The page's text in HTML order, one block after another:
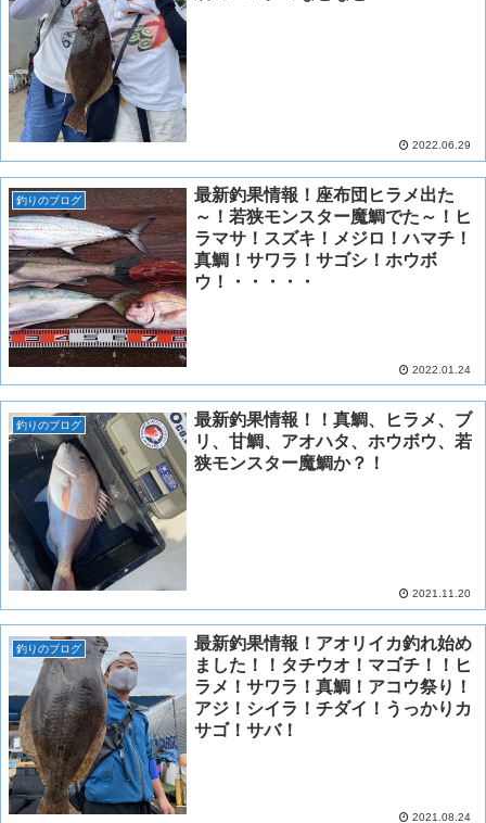
2022.06.29
釣りのブログ
最新釣果情報！座布団ヒラメ出た
～！若狭モンスター魔鯛でた～！ヒ
ラマサ！スズキ！メジロ！ハマチ！
真鯛！サワラ！サゴシ！ホウボ
ウ！・・・・・
2022.01.24
釣りのブログ
最新釣果情報！！真鯛、ヒラメ、ブ
リ、甘鯛、アオハタ、ホウボウ、若
狭モンスター魔鯛か？！
2021.11.20
釣りのブログ
最新釣果情報！アオリイカ釣れ始め
ました！！タチウオ！マゴチ！！ヒ
ラメ！サワラ！真鯛！アコウ祭り！
アジ！シイラ！チダイ！うっかりカ
サゴ！サバ！
2021.08.24